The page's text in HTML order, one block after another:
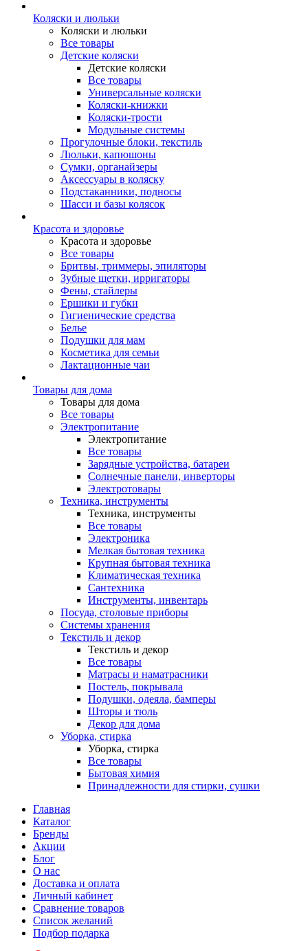
Коляски и люльки
Коляски и люльки
Все товары
Детские коляски
Детские коляски
Все товары
Универсальные коляски
Коляски-книжки
Коляски-трости
Модульные системы
Прогулочные блоки, текстиль
Люльки, капюшоны
Сумки, органайзеры
Аксессуары в коляску
Подстаканники, подносы
Шасси и базы колясок
Красота и здоровье
Красота и здоровье
Все товары
Бритвы, триммеры, эпиляторы
Зубные щетки, ирригаторы
Фены, стайлеры
Ершики и губки
Гигиенические средства
Белье
Подушки для мам
Косметика для семьи
Лактационные чаи
Товары для дома
Товары для дома
Все товары
Электропитание
Электропитание
Все товары
Зарядные устройства, батареи
Солнечные панели, инверторы
Электротовары
Техника, инструменты
Техника, инструменты
Все товары
Электроника
Мелкая бытовая техника
Крупная бытовая техника
Климатическая техника
Сантехника
Инструменты, инвентарь
Посуда, столовые приборы
Системы хранения
Текстиль и декор
Текстиль и декор
Все товары
Матрасы и наматрасники
Постель, покрывала
Подушки, одеяла, бамперы
Шторы и тюль
Декор для дома
Уборка, стирка
Уборка, стирка
Все товары
Бытовая химия
Принадлежности для стирки, сушки
Главная
Каталог
Бренды
Акции
Блог
О нас
Доставка и оплата
Личный кабинет
Сравнение товаров
Список желаний
Подбор подарка